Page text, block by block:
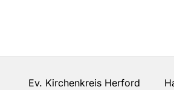
Ev. Kirchenkreis Herford